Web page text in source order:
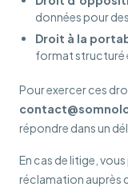
données pour
Droit à la
format structuré
Pour exercer ces
répondre dans un
En cas de litige,
réclamation auprès